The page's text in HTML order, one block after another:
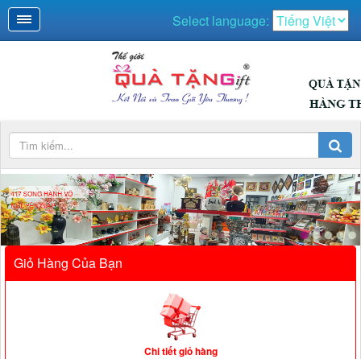
Select language:
417 SONG HÀNH VÕ
NGUYÊN GIÁP
Giỏ Hàng Của Bạn
Chi tiết giỏ hàng